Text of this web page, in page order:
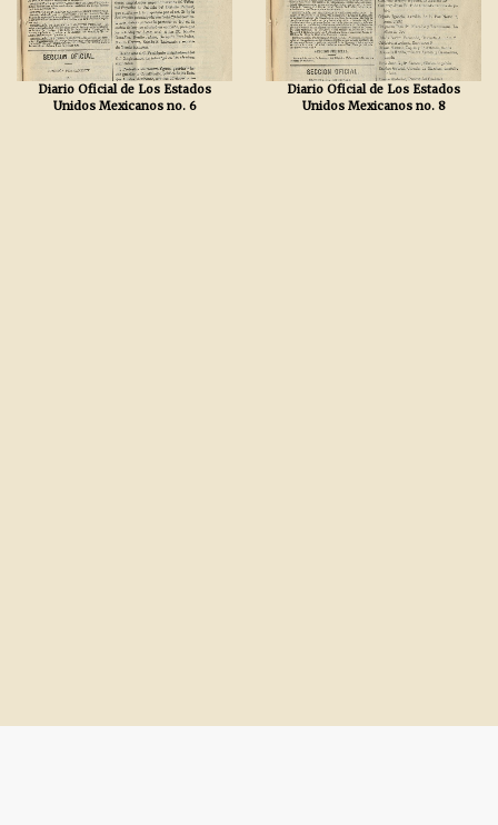
Diario Oficial de Los Estados
Unidos Mexicanos no. 6
Diario Oficial de Los Estados
Unidos Mexicanos no. 8